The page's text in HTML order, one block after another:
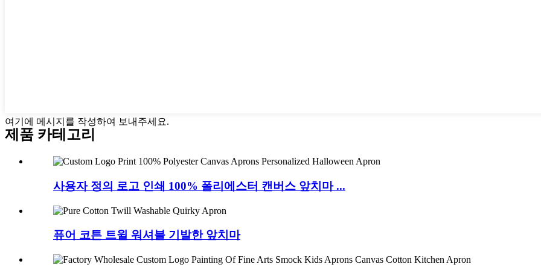
여기에 메시지를 작성하여 보내주세요.
제품 카테고리
사용자 정의 로고 인쇄 100% 폴리에스터 캔버스 앞치마 ...
퓨어 코튼 트윌 워셔블 기발한 앞치마